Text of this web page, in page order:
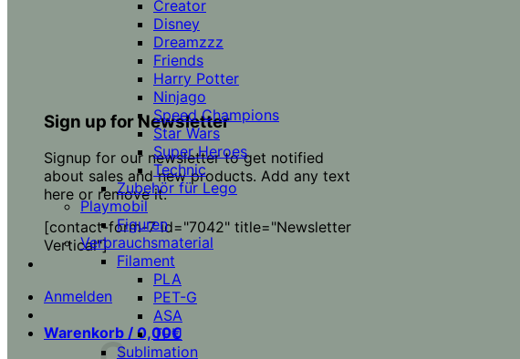
Sign up for Newsletter
Signup for our newsletter to get notified
about sales and new products. Add any text
here or remove it.
[contact-form-7 id="7042" title="Newsletter
Vertical"]
Anmelden
Warenkorb / 0,00€
Creator
Disney
Dreamzzz
Friends
Harry Potter
Ninjago
Speed Champions
Star Wars
Super Heroes
Technic
Zubehör für Lego
Playmobil
Figuren
Verbrauchsmaterial
Filament
PLA
PET-G
ASA
TPU
Sublimation